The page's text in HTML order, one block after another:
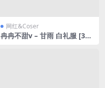
网红&Coser
冉冉不甜v – 甘雨 白礼服 [39P